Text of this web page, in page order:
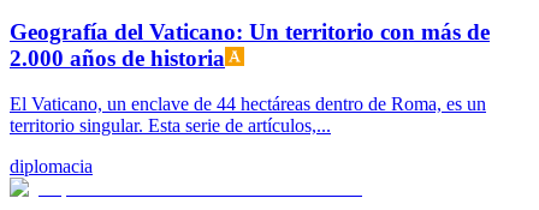
Geografía del Vaticano: Un territorio con más de
2.000 años de historia
El Vaticano, un enclave de 44 hectáreas dentro de Roma, es un
territorio singular. Esta serie de artículos,...
diplomacia